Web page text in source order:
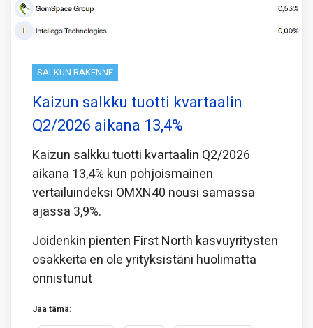
SALKUN RAKENNE
Kaizun salkku tuotti kvartaalin
Q2/2026 aikana 13,4%
Kaizun salkku tuotti kvartaalin Q2/2026
aikana 13,4% kun pohjoismainen
vertailuindeksi OMXN40 nousi samassa
ajassa 3,9%.
Joidenkin pienten First North kasvuyritysten
osakkeita en ole yrityksistäni huolimatta
onnistunut
Jaa tämä: